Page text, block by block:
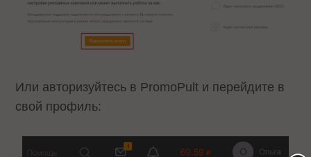
Или авторизуйтесь в PromoPult и перейдите в
свой профиль: